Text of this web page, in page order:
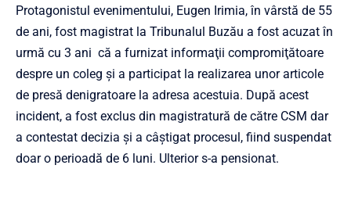
Protagonistul evenimentului, Eugen Irimia, în vârstă de 55
de ani, fost magistrat la Tribunalul Buzău a fost acuzat în
urmă cu 3 ani că a furnizat informaţii compromiţătoare
despre un coleg şi a participat la realizarea unor articole
de presă denigratoare la adresa acestuia. După acest
incident, a fost exclus din magistratură de către CSM dar
a contestat decizia și a câștigat procesul, fiind suspendat
doar o perioadă de 6 luni. Ulterior s-a pensionat.